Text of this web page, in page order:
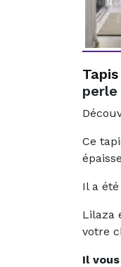
perle
Ce
Il a
Lilaza
votre
Il